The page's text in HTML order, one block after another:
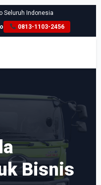
Seluruh Indonesia
0813-1103-2456
Bisnis